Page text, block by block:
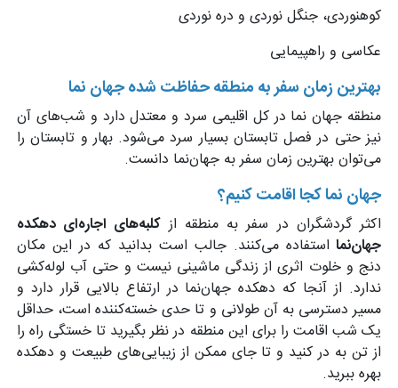
کوهنوردی، جنگل نوردی و دره نوردی
عکاسی و راهپیمایی
بهترین زمان سفر به منطقه حفاظت شده جهان نما
منطقه جهان نما در کل اقلیمی سرد و معتدل دارد و شب‌های آن
نیز حتی در فصل تابستان بسیار سرد می‌شود. بهار و تابستان را
می‌توان بهترین زمان سفر به جهان‌نما دانست.
جهان نما کجا اقامت کنیم؟
اکثر گردشگران در سفر به منطقه ازکلبه‌های اجاره‌ای دهکده‌
جهان‌نما استفاده می‌کنند. جالب است بدانید که در این مکان
دنج و خلوت اثری از زندگی ماشینی نیست و حتی آب لوله‌کشی
ندارد. از آنجا که دهکده جهان‌نما در ارتفاع بالایی قرار دارد و
مسیر دسترسی به آن طولانی و تا حدی خسته‌کننده است، حداقل
یک شب اقامت را برای این منطقه در نظر بگیرید تا خستگی راه را
از تن به در کنید و تا جای ممکن از زیبایی‌های طبیعت و دهکده
بهره ببرید.